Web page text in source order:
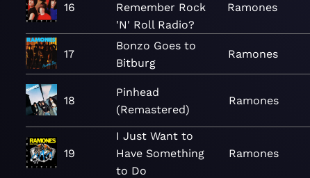
16
Remember Rock
'N' Roll Radio?
Ramones
17
Bonzo Goes to
Bitburg
Ramones
18
Pinhead
(Remastered)
Ramones
19
I Just Want to
Have Something
to Do
Ramones